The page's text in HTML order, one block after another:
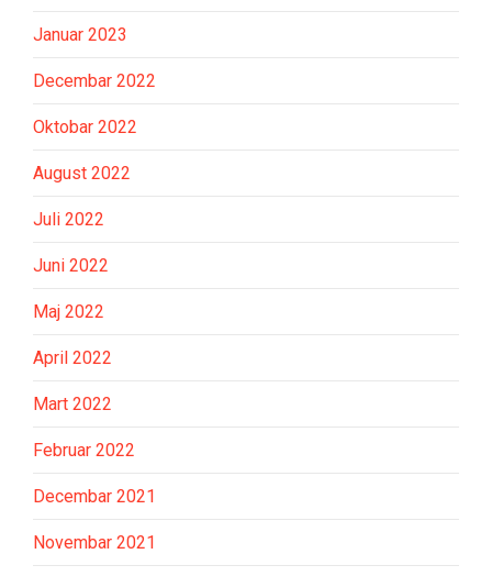
Januar 2023
Decembar 2022
Oktobar 2022
August 2022
Juli 2022
Juni 2022
Maj 2022
April 2022
Mart 2022
Februar 2022
Decembar 2021
Novembar 2021